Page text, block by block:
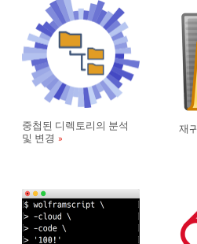
중첩된 디렉토리의 분석
및 변경
재